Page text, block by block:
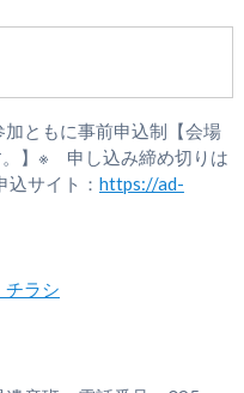
ともに事前申込制【会場
】※ 申し込み締め切りは
サイト： https://ad-
チラシ